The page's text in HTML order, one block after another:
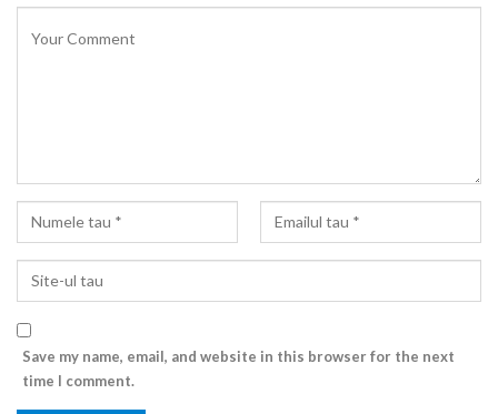
Save my name, email, and website in this browser for the next
time I comment.